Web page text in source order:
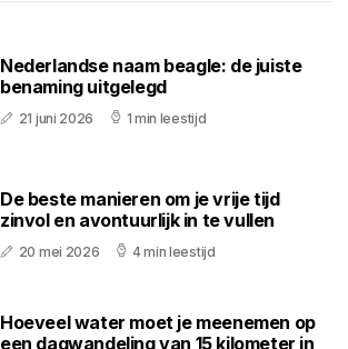
Nederlandse naam beagle: de juiste
benaming uitgelegd
21 juni 2026 1 min leestijd
De beste manieren om je vrije tijd
zinvol en avontuurlijk in te vullen
20 mei 2026 4 min leestijd
Hoeveel water moet je meenemen op
een dagwandeling van 15 kilometer in